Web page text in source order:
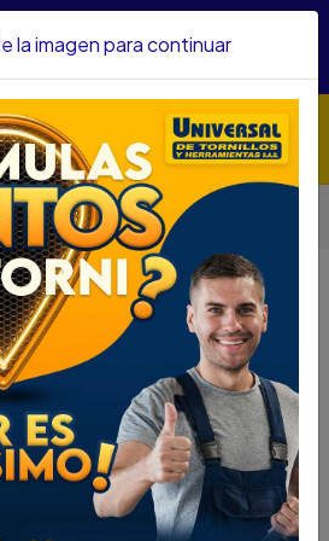
un KIT PARRILLERO por compras
Herramienta Manual
MIXTA FORCE 2
FORCE 2
2
cromada larga de 2” Force
la imagen para continuar